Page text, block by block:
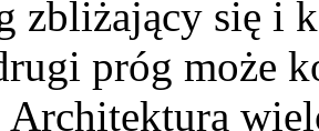
zbliżający się i
próg może
Architektura